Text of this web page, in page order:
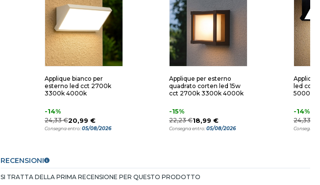
Applique bianco per
esterno led cct 2700k
3300k 4000k
-14%
24,33 €20,99 €
Consegna entro:05/08/2026
Applique per esterno
quadrato corten led 15w
cct 2700k 3300k 4000k
-15%
22,23 €18,99 €
Consegna entro:05/08/2026
led cct
5000k
-14%
24,33 €
Consegna
RECENSIONI
SI TRATTA DELLA PRIMA RECENSIONE PER QUESTO PRODOTTO